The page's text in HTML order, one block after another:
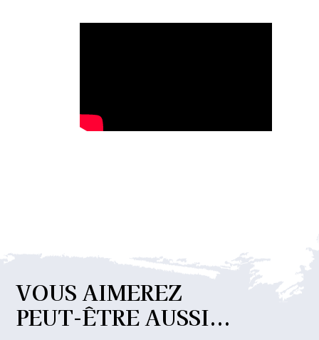
VOUSAIMEREZ
PEUT-ÊTREAUSSI...